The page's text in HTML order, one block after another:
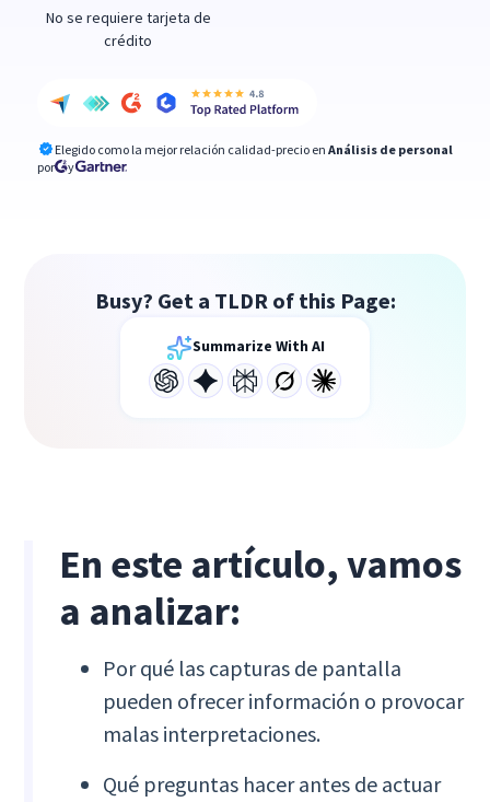
No se requiere tarjeta de
crédito
Elegido como la mejor relación calidad-precio en Análisis de personal
por
y
Busy? Get a TLDR of this Page:
Summarize With AI
En este artículo, vamos
a analizar:
Por qué las capturas de pantalla
pueden ofrecer información o provocar
malas interpretaciones.
Qué preguntas hacer antes de actuar